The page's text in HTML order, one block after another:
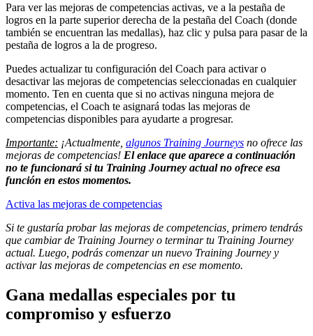
Para ver las mejoras de competencias activas, ve a la pestaña de
logros en la parte superior derecha de la pestaña del Coach (donde
también se encuentran las medallas), haz clic y pulsa para pasar de la
pestaña de logros a la de progreso.
Puedes actualizar tu configuración del Coach para activar o
desactivar las mejoras de competencias seleccionadas en cualquier
momento. Ten en cuenta que si no activas ninguna mejora de
competencias, el Coach te asignará todas las mejoras de
competencias disponibles para ayudarte a progresar.
Importante: ¡Actualmente, algunos Training Journeys no ofrece las
mejoras de competencias! El enlace que aparece a continuación
no te funcionará si tu Training Journey actual no ofrece esa
función en estos momentos.
Activa las mejoras de competencias
Si te gustaría probar las mejoras de competencias, primero tendrás
que cambiar de Training Journey o terminar tu Training Journey
actual. Luego, podrás comenzar un nuevo Training Journey y
activar las mejoras de competencias en ese momento.
Gana medallas especiales por tu
compromiso y esfuerzo